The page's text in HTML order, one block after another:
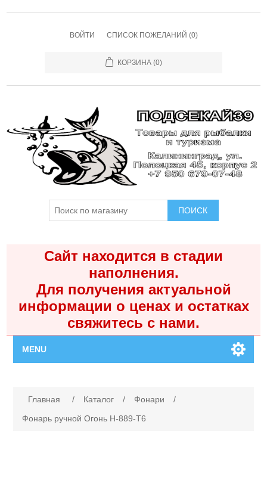
ВОЙТИ СПИСОК ПОЖЕЛАНИЙ (0)
КОРЗИНА (0)
ПОИСК
Сайт находится в стадии
наполнения.
Для получения актуальной
информации о ценах и остатках
свяжитесь с нами.
MENU
Каталог
Главная / Каталог / Фонари
/
Фонарь ручной Огонь H-889-T6